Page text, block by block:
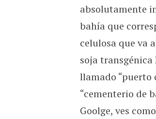
absolutamente
bahía que
celulosa que va
soja transgénica
llamado “puerto
“cementerio de
Goolge, ves